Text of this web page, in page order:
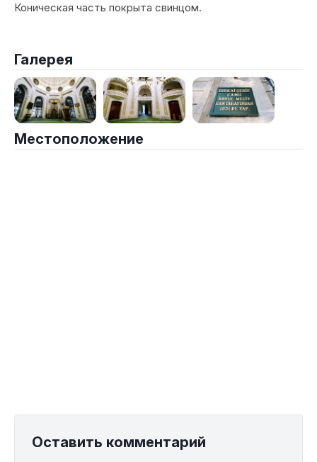
Коническая часть покрыта свинцом.
Галерея
Местоположение
Оставить комментарий